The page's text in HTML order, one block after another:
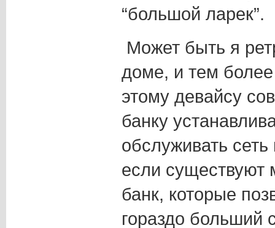
“большой ларек”.
Может быть я
доме, и тем
этому девайсу
банку
обслуживать
если существуют
банк, которые
гораздо больший